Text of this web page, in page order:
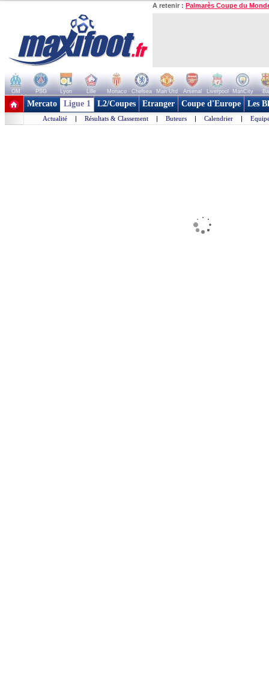
A retenir : Palmarès Coupe du
OM PSG Lyon Lille Monaco Chelsea Man Utd Arsenal Liverpool ManCity
+ de clubs
Mercato Ligue 1 L2/Coupes Etranger Coupe d'Europe Les
Actualité | Résultats & Classement | Buteurs | Calendrier |